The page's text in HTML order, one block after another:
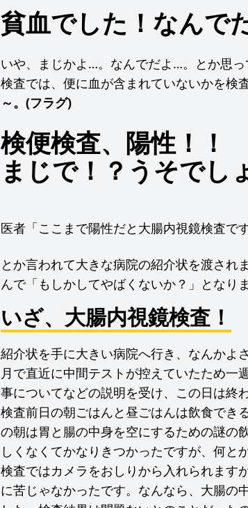
貧血でした！なんで
いや、まじかよ…。なんでだよ…。とか思
検査では、便に血が含まれていないかを検査
～。(フラグ)
検便検査、陽性！！
まじで！？うそでし
医者「ここまで陽性だと大腸内視鏡検査で
とか言われて大きな病院の紹介状を渡さ
んで「もしかしてやばくないか？」となりま
いざ、大腸内視鏡検査！
紹介状を手に大きい病院へ行き、なんかよ
月で直近に中間テストが控えていたため一
事についてなどの説明を受け、この日は終
検査前日の朝ごはんと昼ごはんは飲食でき
の朝は胃と腸の中身を空にするための謎の
しくなくてかなりきつかったですが、何と
検査ではカメラをおしりから入れられます
に苦じゃなかったです。なんなら、大腸の